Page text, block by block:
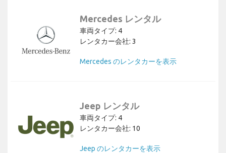
Mercedes レンタル
車両タイプ: 4
レンタカー会社: 3
Mercedes のレンタカーを表示
Jeep レンタル
車両タイプ: 4
レンタカー会社: 10
Jeep のレンタカーを表示